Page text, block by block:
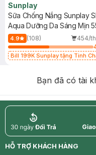
Sunplay
Sữa Chống Nắng Sunplay
Aqua Dưỡng Da Sáng Mịn
4.9 (108)
454/
Bill 199K Sunplay tặng Tinh
Bạn đã có tài
return
HỖ TRỢ KHÁCH HÀNG